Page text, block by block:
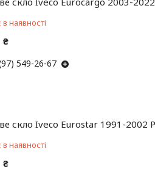
наявності
₴
549-26-67
скло Iveco Eurostar 1991-2002
наявності
₴